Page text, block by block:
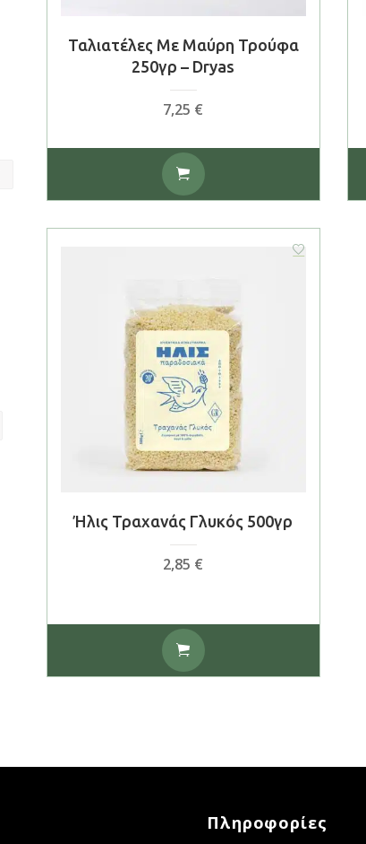
Ταλιατέλες Με Μαύρη Τρούφα
250γρ – Dryas
7,25 €
Ήλις Τραχανάς Γλυκός 500γρ
2,85 €
Πληροφορίες